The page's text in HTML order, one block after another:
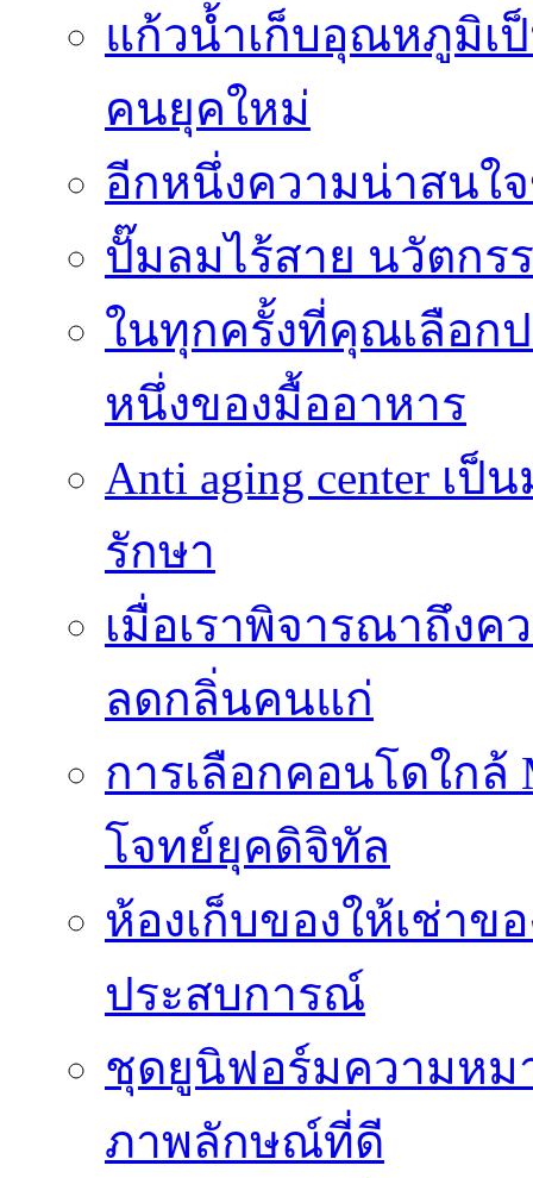
แก้วน้ำเก็บอุณหภูมิเ
คนยุคใหม่
อีกหนึ่งความน่าสนใ
ปั๊มลมไร้สาย นวัตก
ในทุกครั้งที่คุณเลือก
หนึ่งของมื้ออาหาร
Anti aging center เ
รักษา
เมื่อเราพิจารณาถึง
ลดกลิ่นคนแก่
การเลือกคอนโดใก
โจทย์ยุคดิจิทัล
ห้องเก็บของให้เช่าข
ประสบการณ์
ชุดยูนิฟอร์มความหม
ภาพลักษณ์ที่ดี